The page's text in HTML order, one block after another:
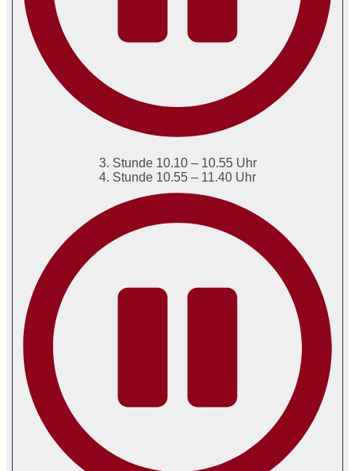
3. Stunde 10.10 – 10.55 Uhr
4. Stunde 10.55 – 11.40 Uhr